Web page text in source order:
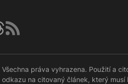
Všechna práva vyhrazena. Použití a
odkazu na citovaný článek, který